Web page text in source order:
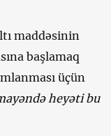
maddəsinin
başlamaq
üçün
heyəti bu